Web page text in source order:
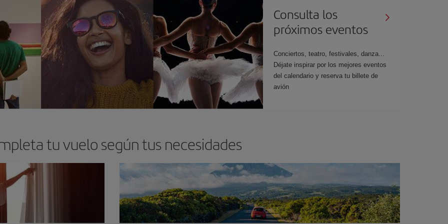
Consulta los
próximos eventos
Conciertos, teatro, festivales, danza...
Déjate inspirar por los mejores eventos
del calendario y reserva tu billete de
avión
tu vuelo según tus necesidades